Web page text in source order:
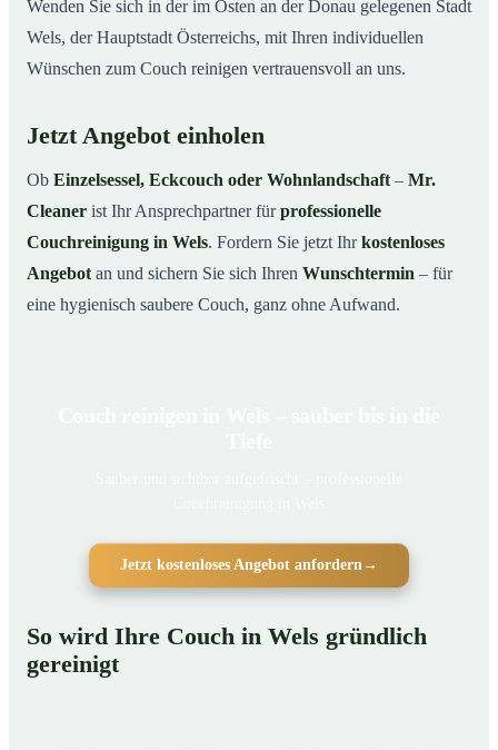
Wenden Sie sich in der im Osten an der Donau gelegenen Stadt
Wels, der Hauptstadt Österreichs, mit Ihren individuellen
Wünschen zum Couch reinigen vertrauensvoll an uns.
Jetzt Angebot einholen
Ob Einzelsessel, Eckcouch oder Wohnlandschaft – Mr.
Cleaner ist Ihr Ansprechpartner fürprofessionelle
Couchreinigung in Wels. Fordern Sie jetzt Ihrkostenloses
Angebot an und sichern Sie sich Ihren Wunschtermin – für
eine hygienisch saubere Couch, ganz ohne Aufwand.
Jetzt kostenloses Angebot anfordern →
So wird Ihre Couch in Wels gründlich
gereinigt